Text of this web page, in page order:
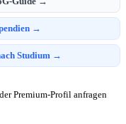
→
Studium →
Premium-Profil anfragen